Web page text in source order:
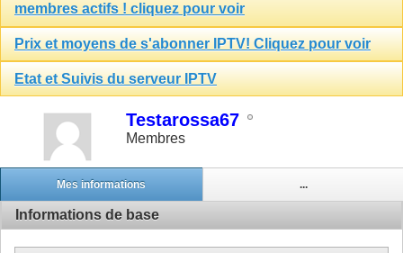
membres actifs ! cliquez pour voir
Prix et moyens de s'abonner IPTV! Cliquez pour voir
Etat et Suivis du serveur IPTV
Testarossa67
Membres
Mes informations ...
Informations de base